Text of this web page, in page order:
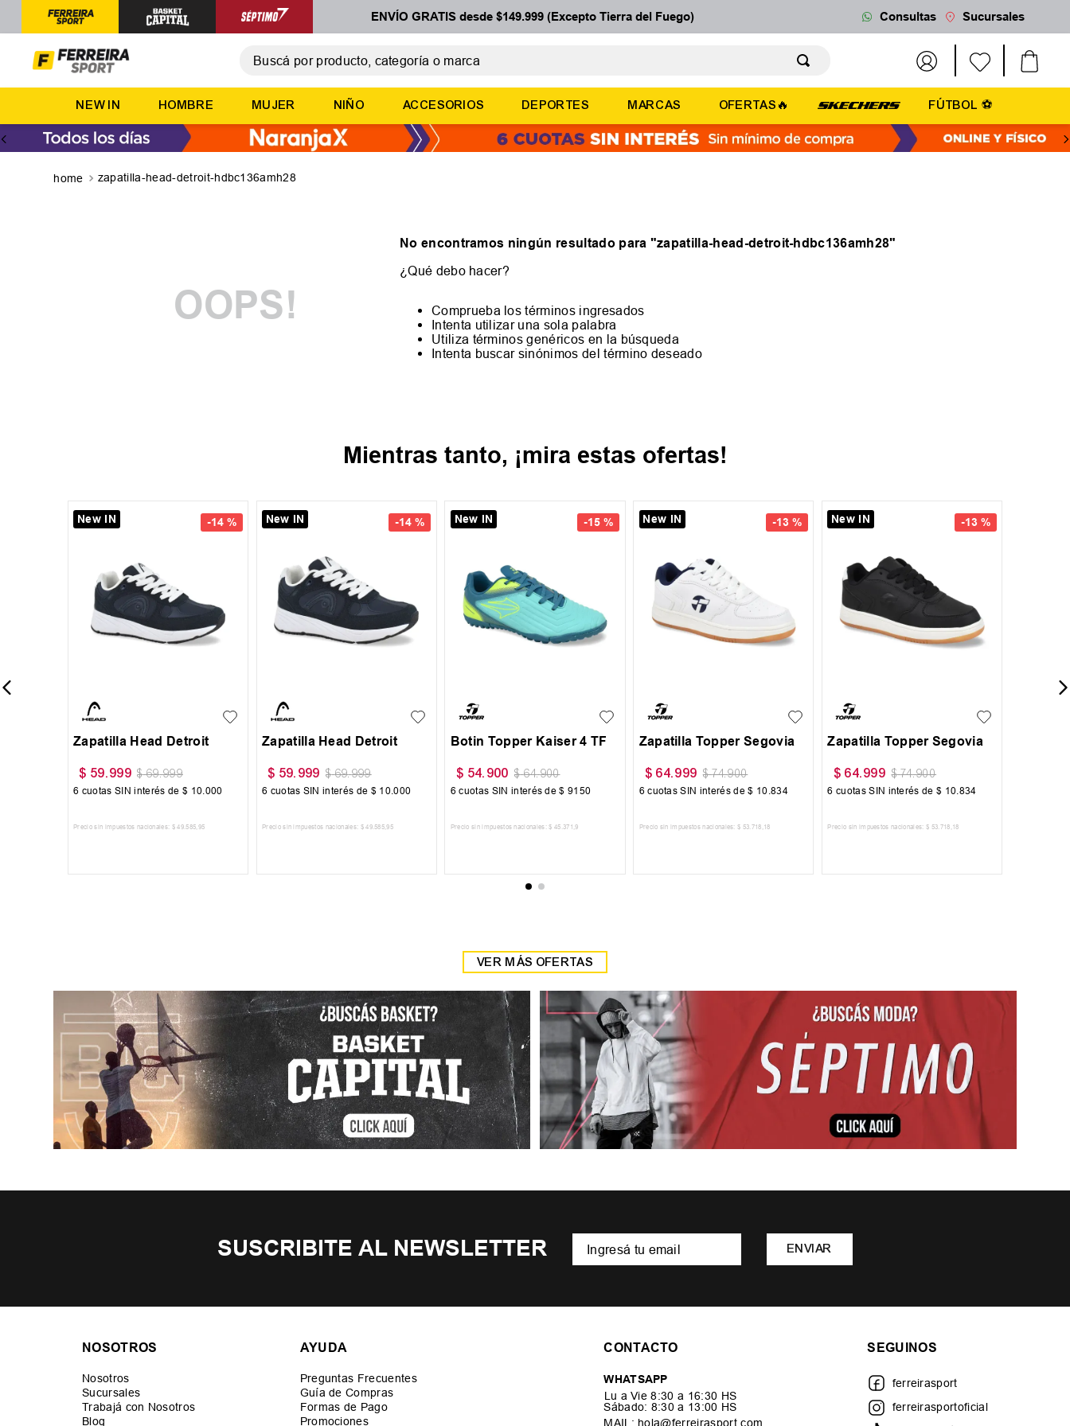
ENVÍO GRATIS desde $149.999 (Excepto Tierra del Fuego) Consultas Sucursales
NEW IN HOMBRE MUJER NIÑO ACCESORIOS DEPORTES MARCAS OFERTAS🔥 FÚTBOL ⚽
zapatilla-head-detroit-hdbc136amh28
OOPS!
No encontramos ningún resultado para "zapatilla-head-detroit-hdbc136amh28"
¿Qué debo hacer?
Comprueba los términos ingresados
Intenta utilizar una sola palabra
Utiliza términos genéricos en la búsqueda
Intenta buscar sinónimos del término deseado
Mientras tanto, ¡mira estas ofertas!
-14 %
New IN
Zapatilla Head Detroit
$ 59.999 $ 69.999
6 cuotas SIN interés de $ 10.000
Precio sin impuestos nacionales: $ 49 .585 95
-14 %
New IN
44
Zapatilla Head Detroit
$ 59. 999 $ 69.999
6 cuotas SIN interés de $ 10.000
Precio sin impuestos nacionales: $ 49.585 ,95
-15 %
New IN
Botin Topper Kaiser 4 TF
$ 54. 900 $ 64.900
6 cuotas SIN interés de$ 9150
Precio sin impuestos nacionales: $ 45 371 ,9
-13 %
New IN
39
Zapatilla Topper Segovia
$ 64.999 $ 74.900
6 cuotas SIN interés de$ 10 .834
Precio sin impuestos nacionales: $ 53 718 18
-13 %
New IN
40
Zapatilla Topper Segovia
$ 64.999 $ 74.900
6 cuotas SIN interés de$ 10.834
Precio sin impuestos nacionales: $ 53 718 18
VER MÁS OFERTAS
SUSCRIBITE AL NEWSLETTER ENVIAR
NOSOTROS
Nosotros
Sucursales
Trabajá con Nosotros
Blog
AYUDA
Preguntas Frecuentes
Guía de Compras
Formas de Pago
Promociones
CONTACTO
WHATSAPP
Lu a Vie 8:30 a 16:30 HS
Sábado: 8:30 a 13:00 HS
MAIL: hola@ferreirasport.com
SEGUINOS
ferreirasport
ferreirasportoficial
TÉRMINOS MÁS BUSCADOS
2
zapatillas